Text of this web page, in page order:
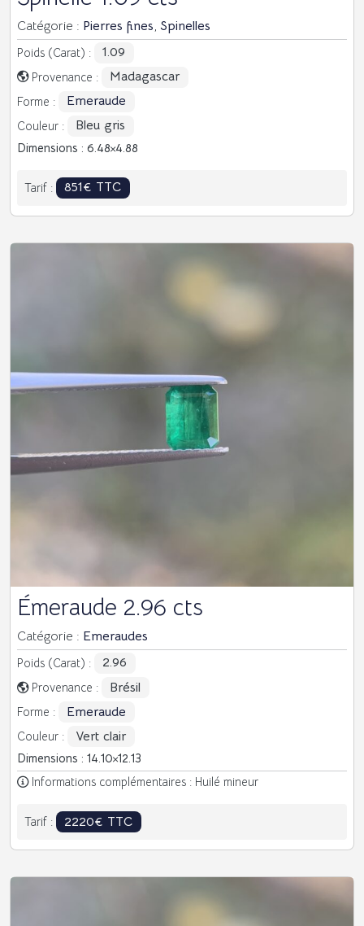
Catégorie : Pierres fines, Spinelles
Poids (Carat) : 1.09
Provenance : Madagascar
Forme : Emeraude
Couleur : Bleu gris
Dimensions : 6.48 4.88
Tarif : 851€ TTC
Émeraude 2.96 cts
Catégorie : Emeraudes
Poids (Carat) : 2.96
Provenance : Brésil
Forme : Emeraude
Couleur : Vert clair
Dimensions : 14.10 12.13
Informations complémentaires : Huilé mineur
Tarif : 2220€ TTC